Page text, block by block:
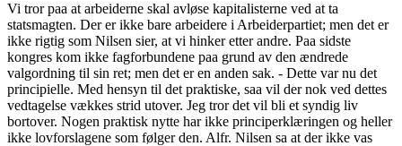
Vi tror paa at arbeiderne skal avløse kapitalisterne ved at ta
statsmagten. Der er ikke bare arbeidere i Arbeiderpartiet; men det er
ikke rigtig som Nilsen sier, at vi hinker etter andre. Paa sidste
kongres kom ikke fagforbundene paa grund av den ændrede
valgordning til sin ret; men det er en anden sak. - Dette var nu det
principielle. Med hensyn til det praktiske, saa vil der nok ved dettes
vedtagelse vækkes strid utover. Jeg tror det vil bli et syndig liv
bortover. Nogen praktisk nytte har ikke principerklæringen og heller
ikke lovforslagene som følger den. Alfr. Nilsen sa at der ikke vas